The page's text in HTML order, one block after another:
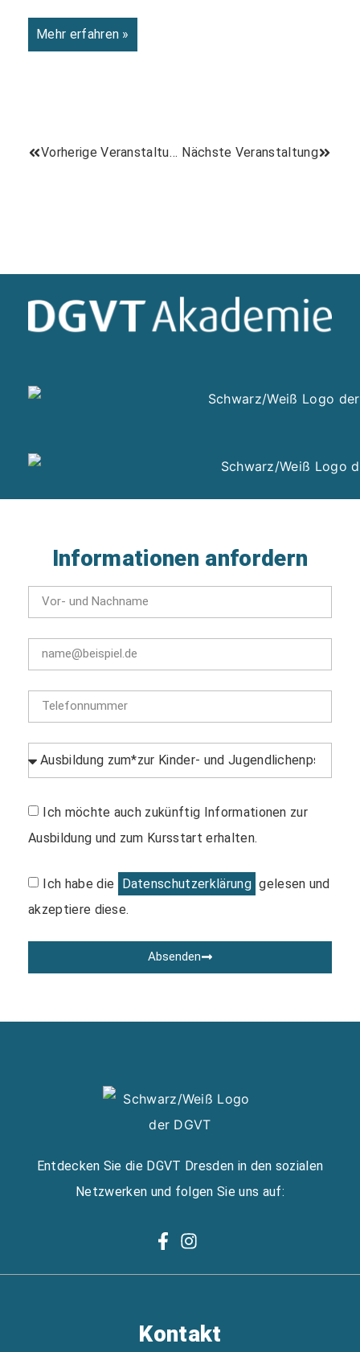
Mehr erfahren »
Vorherige Veranstaltung Nächste Veranstaltung
Informationen anfordern
Ich möchte auch zukünftig Informationen zur
Ausbildung und zum Kursstart erhalten.
Ich habe die Datenschutzerklärung gelesen und
akzeptiere diese.
Absenden
Entdecken Sie die DGVT Dresden in den sozialen
Netzwerken und folgen Sie uns auf:
Kontakt